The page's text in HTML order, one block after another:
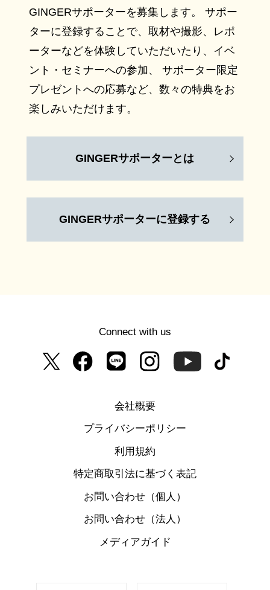
GINGERサポーターを募集します。 サポー
ターに登録することで、取材や撮影、レポ
ーターなどを体験していただいたり、イベ
ント・セミナーへの参加、 サポーター限定
プレゼントへの応募など、数々の特典をお
楽しみいただけます。
GINGERサポーターとは
GINGERサポーターに登録する
Connect with us
会社概要
プライバシーポリシー
利用規約
特定商取引法に基づく表記
お問い合わせ（個人）
お問い合わせ（法人）
メディアガイド